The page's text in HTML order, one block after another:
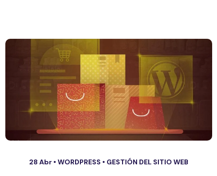
28 Abr • WORDPRESS • GESTIÓN DEL SITIO WEB